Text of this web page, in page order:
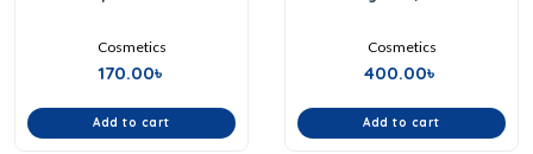
Cosmetics
170.00৳
Add to cart
Cosmetics
400.00৳
Add to cart